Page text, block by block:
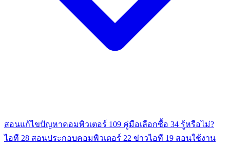
สอนแก้ไขปัญหาคอมพิวเตอร์ 109 คู่มือเลือกซื้อ 34 รู้หรือไม่?
ไอที 28 สอนประกอบคอมพิวเตอร์ 22 ข่าวไอที 19 สอนใช้งาน